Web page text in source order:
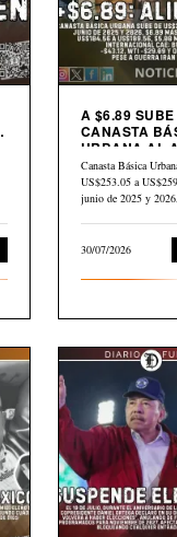
A $6.89 SUBE
CANASTA
URBANA AL
PETRÓLEO
CAE $43
ABRIL
Canasta Básica
US$253.05 a
junio de 2025 y
30/07/2026